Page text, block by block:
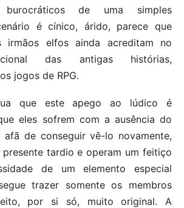
de uma simples
é cínico, árido, parece que
irmãos elfos ainda acreditam no
das antigas histórias,
jogos de RPG.
que este apego ao lúdico é
eles sofrem com a ausência do
de conseguir vê-lo novamente,
tardio e operam um feitiço
de um elemento especial
trazer somente os membros
por si só, muito original. A